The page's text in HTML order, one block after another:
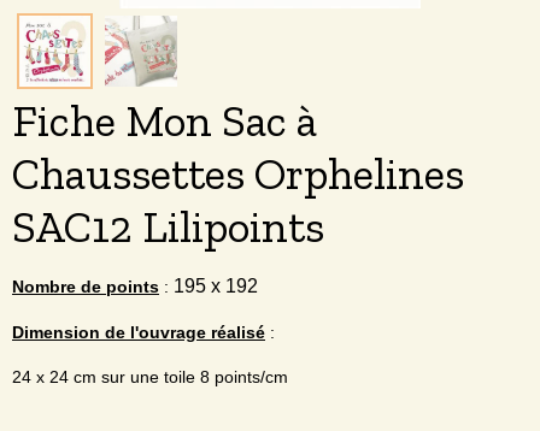
Fiche Mon Sac à
Chaussettes Orphelines
SAC12 Lilipoints
Nombre de points : 195 x 192
Dimension de l'ouvrage réalisé :
24 x 24 cm sur une toile 8 points/cm